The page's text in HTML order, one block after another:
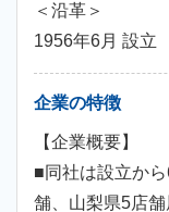
＜沿革＞
1956年6月 設立
企業の特徴
【企業概要】
■同社は設立か
舗、山梨県5店